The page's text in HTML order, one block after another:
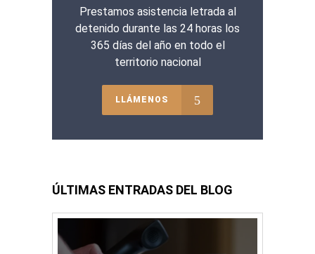
Prestamos asistencia letrada al
detenido durante las 24 horas los
365 días del año en todo el
territorio nacional
LLÁMENOS
ÚLTIMAS ENTRADAS DEL BLOG